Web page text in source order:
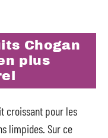
Chogan
plus
croissant pour les
limpides. Sur ce